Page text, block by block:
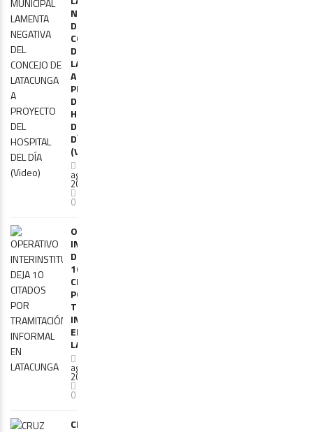
NEGATIVA
DEL
CONCEJO
DE
LATACUNGA
A
PROYECTO
DEL
HOSPITAL
DEL
DÍA
(Video)
agosto,
2026
0
OPERATIVO
INTERINSTITUCIONAL
DEJA
10
CITADOS
POR
TRAMITACIÓN
INFORMAL
EN
LATACUNGA
agosto,
2026
0
CRUZ